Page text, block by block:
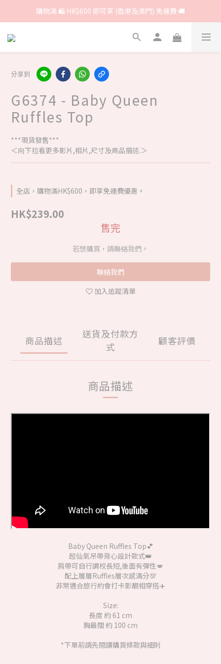
購物滿 🛍 HK$600 即可享 (香港及澳門) 免運費 🚚
分享到
G6374 - Baby Queen
Ruffles Top
***現貨發售***
＜向下拉看更多影片,相片,尺寸及商品描述.＞
全店，購物滿HK$600，即享免運費優惠。
HK$239.00
售完
若想購買，請聯絡我們。
聯絡我們
加入追蹤清單
商品描述
送貨及付款方
式
顧客評價
商品描述
Baby Queen Ruffles Top💕
超仙氣吊帶背心設計款式👑
肩帶可自行調校長短,後面有彈性💋
配上層層Ruffles層次感滿分💯
非常適合旅行約會打卡影靚相穿搭✈️
Size:
長度 約 61 cm
胸最闊 約 100 cm
*下單前請先閱讀購買條款與細則